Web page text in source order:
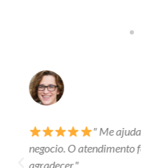
" Me
negocio. O atendimento
agradecer."